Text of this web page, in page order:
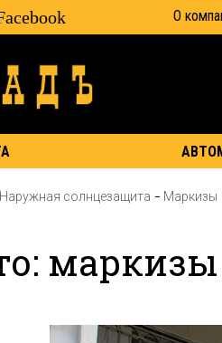
О
Наружная солнцезащита Маркизы